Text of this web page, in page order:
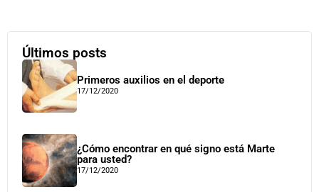
Últimos posts
Primeros auxilios en el deporte
17/12/2020
¿Cómo encontrar en qué signo está Marte
para usted?
17/12/2020